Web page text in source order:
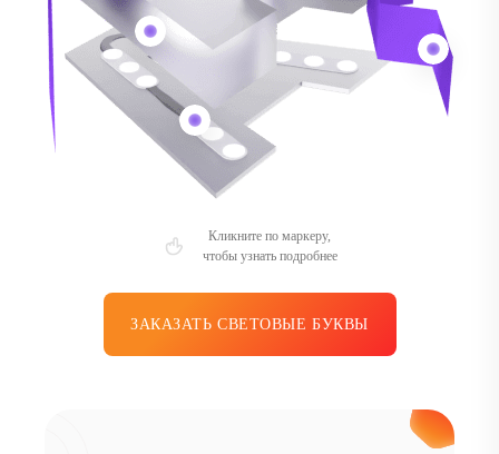
Кликните по маркеру,
чтобы узнать подробнее
ЗАКАЗАТЬ СВЕТОВЫЕ БУКВЫ